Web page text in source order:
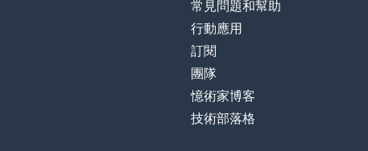
常見問題和幫助
行動應用
訂閱
團隊
憶術家博客
技術部落格